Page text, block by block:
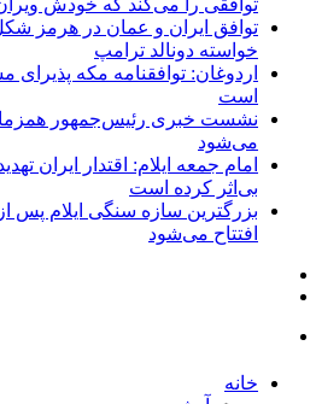
توافق ایران و عمان در هرمز
خواسته دونالد ترامپ
اردوغان: توافقنامه مکه
است
نشست خبری رئیس‌جمهور همزمان
می‌شود
امام جمعه ایلام: اقتدار ایران
بی‌اثر کرده است
افتتاح می‌شود
خانه